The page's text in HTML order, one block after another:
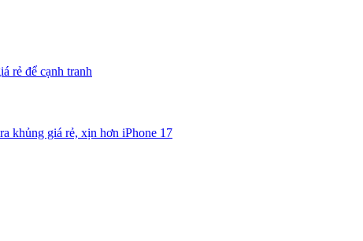
rẻ để cạnh tranh
khủng giá rẻ, xịn hơn iPhone 17